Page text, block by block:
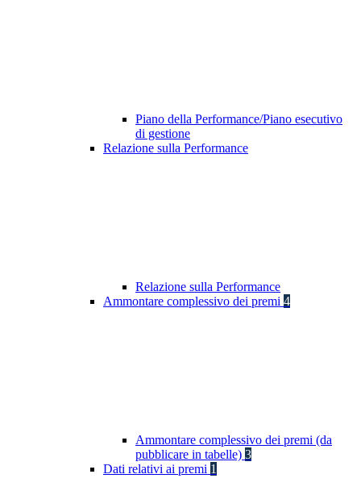
Piano della Performance/Piano esecutivo
di gestione
Relazione sulla Performance
Relazione sulla Performance
Ammontare complessivo dei premi 4
Ammontare complessivo dei premi (da
pubblicare in tabelle) 3
Dati relativi ai premi 1